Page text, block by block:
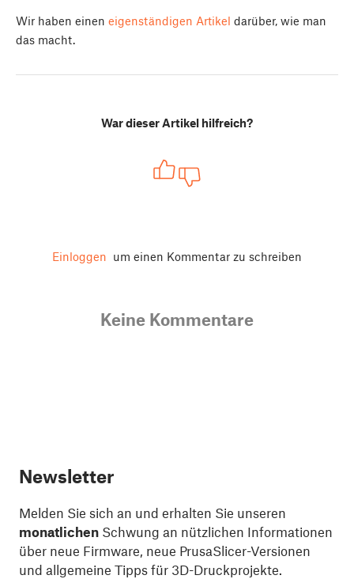
Wir haben einen eigenständigen Artikel darüber, wie man
das macht.
War dieser Artikel hilfreich?
Einloggen um einen Kommentar zu schreiben
Keine Kommentare
Newsletter
Melden Sie sich an und erhalten Sie unseren
monatlichen Schwung an nützlichen Informationen
über neue Firmware, neue PrusaSlicer-Versionen
und allgemeine Tipps für 3D-Druckprojekte.